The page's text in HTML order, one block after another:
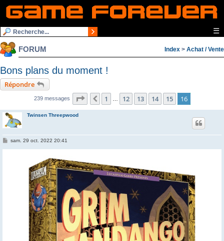
☰
FORUM Index > Achat / Vente
Bons plans du moment !
Répondre
239 messages Page 16 sur 16
Précédente
1 … 12 13 14 15 16
Twinsen Threepwood
Msam. 29 oct. 2022 20:41